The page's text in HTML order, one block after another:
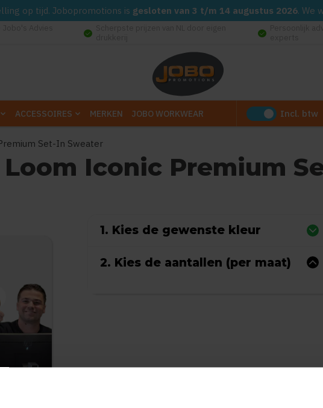
op tijd. Jobopromotions is gesloten van 3 t/m 14 augustus 2026. We
check_circle check_circle
ACCESSOIRES MERKEN JOBO WORKWEAR Incl. btw
Set-In Sweater
Iconic Premium
1. Kies de gewenste kleur
2. Kies de aantallen (per maat)